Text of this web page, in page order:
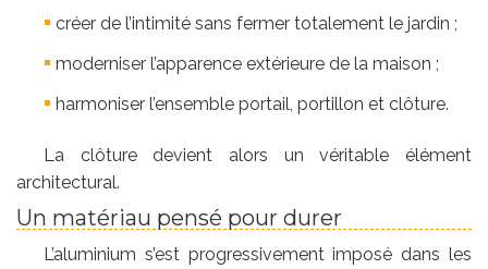
créer de l’intimité sans fermer totalement le jardin ;
moderniser l’apparence extérieure de la maison ;
harmoniser l’ensemble portail, portillon et clôture.
La clôture devient alors un véritable élément
architectural.
Un matériau pensé pour durer
L’aluminium s’est progressivement imposé dans les